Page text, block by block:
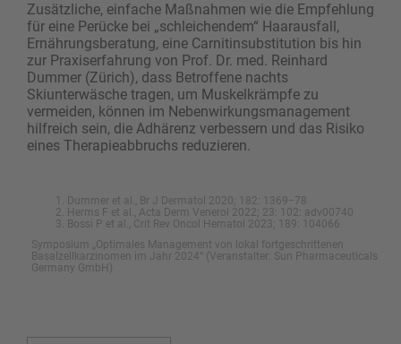
Zusätzliche, einfache Maßnahmen wie die Empfehlung
für eine Perücke bei „schleichendem“ Haarausfall,
Ernährungsberatung, eine Carnitinsubstitution bis hin
zur Praxiserfahrung von Prof. Dr. med. Reinhard
Dummer (Zürich), dass Betroffene nachts
Skiunterwäsche tragen, um Muskelkrämpfe zu
vermeiden, können im Nebenwirkungsmanagement
hilfreich sein, die Adhärenz verbessern und das Risiko
eines Therapieabbruchs reduzieren.
Dummer et al., Br J Dermatol 2020; 182: 1369−78
Herms F et al., Acta Derm Venerol 2022; 23: 102: adv00740
Bossi P et al., Crit Rev Oncol Hematol 2023; 189: 104066
Symposium „Optimales Management von lokal fortgeschrittenen
Basalzellkarzinomen im Jahr 2024“ (Veranstalter: Sun Pharmaceuticals
Germany GmbH)